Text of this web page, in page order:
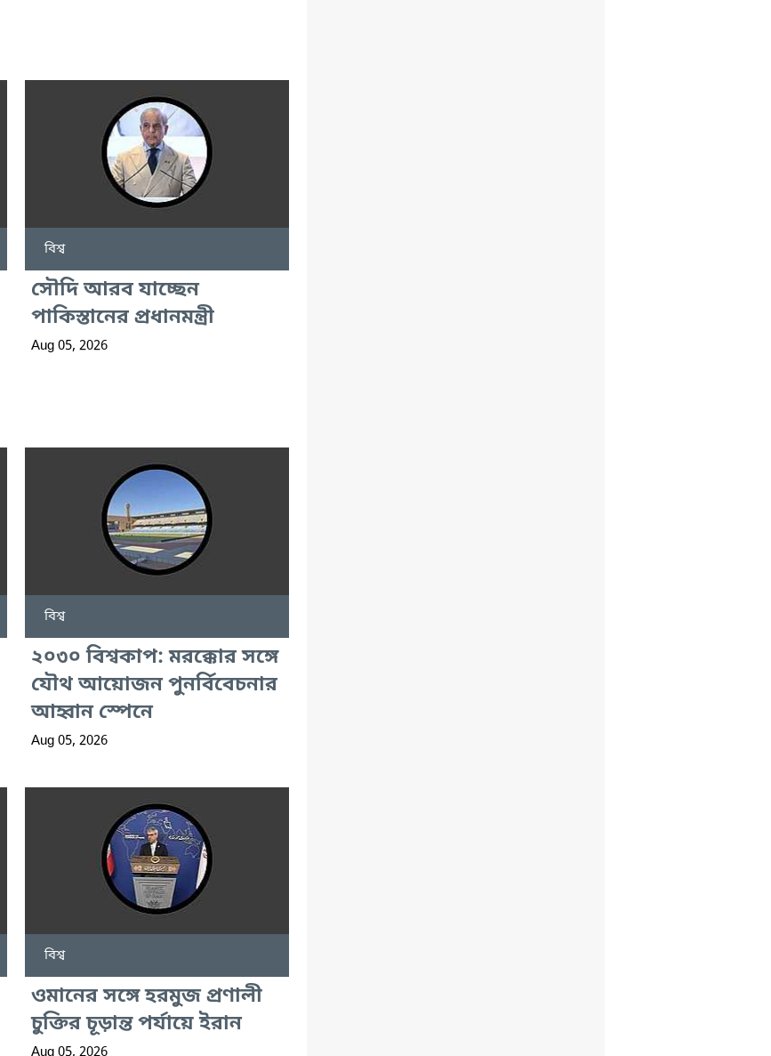
বিশ্ব
সৌদি আরব যাচ্ছেন
পাকিস্তানের প্রধানমন্ত্রী
Aug 05, 2026
বিশ্ব
২০৩০ বিশ্বকাপ: মরক্কোর সঙ্গে
যৌথ আয়োজন পুনর্বিবেচনার
আহ্বান স্পেনে
Aug 05, 2026
বিশ্ব
ওমানের সঙ্গে হরমুজ প্রণালী
চুক্তির চূড়ান্ত পর্যায়ে ইরান